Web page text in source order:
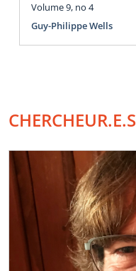
Volume 9, no 4
Guy-Philippe Wells
CHERCHEUR.E.S